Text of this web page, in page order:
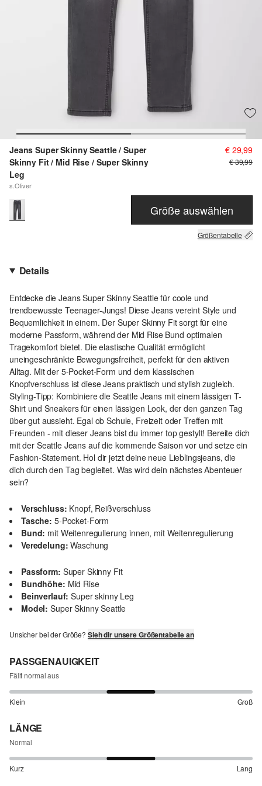
Jeans Super Skinny Seattle / Super
Skinny Fit / Mid Rise / Super Skinny
Leg
s.Oliver
€ 29,99
€ 39,99
Größe auswählen
Größentabelle
Details
Entdecke die Jeans Super Skinny Seattle für coole und
trendbewusste Teenager-Jungs! Diese Jeans vereint Style und
Bequemlichkeit in einem. Der Super Skinny Fit sorgt für eine
moderne Passform, während der Mid Rise Bund optimalen
Tragekomfort bietet. Die elastische Qualität ermöglicht
uneingeschränkte Bewegungsfreiheit, perfekt für den aktiven
Alltag. Mit der 5-Pocket-Form und dem klassischen
Knopfverschluss ist diese Jeans praktisch und stylish zugleich.
Styling-Tipp: Kombiniere die Seattle Jeans mit einem lässigen T-
Shirt und Sneakers für einen lässigen Look, der den ganzen Tag
über gut aussieht. Egal ob Schule, Freizeit oder Treffen mit
Freunden - mit dieser Jeans bist du immer top gestylt! Bereite dich
mit der Seattle Jeans auf die kommende Saison vor und setze ein
Fashion-Statement. Hol dir jetzt deine neue Lieblingsjeans, die
dich durch den Tag begleitet. Was wird dein nächstes Abenteuer
sein?
Verschluss: Knopf, Reißverschluss
Tasche: 5-Pocket-Form
Bund: mit Weitenregulierung innen, mit Weitenregulierung
Veredelung: Waschung
Passform: Super Skinny Fit
Bundhöhe: Mid Rise
Beinverlauf: Super skinny Leg
Model: Super Skinny Seattle
Unsicher bei der Größe? Sieh dir unsere Größentabelle an
PASSGENAUIGKEIT
Fällt normal aus
Klein Groß
LÄNGE
Normal
Kurz Lang